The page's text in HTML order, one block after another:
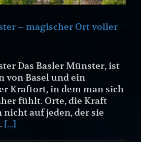
– magischer Ort voller
Das Basler Münster, ist
von Basel und ein
Kraftort, in dem man sich
fühlt. Orte, die Kraft
nicht auf jeden, der sie
[...]